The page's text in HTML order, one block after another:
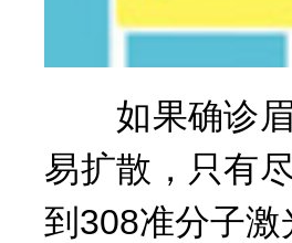
如果确诊眉
易扩散，只有
到308准分子激